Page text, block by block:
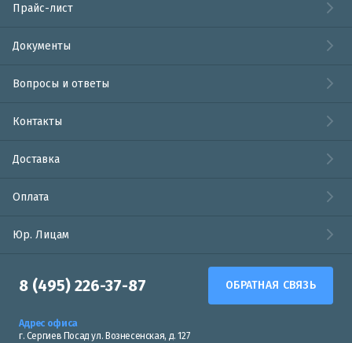
Прайс-лист
Документы
Вопросы и ответы
Контакты
Доставка
Оплата
Юр. Лицам
8 (495) 226-37-87 ОБРАТНАЯ СВЯЗЬ
Адрес офиса
г. Сергиев Посад ул. Вознесенская, д. 127